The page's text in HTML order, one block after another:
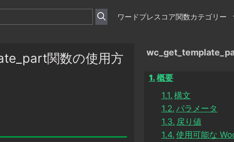
ワードプレスコア関数カテゴリー
関数の使用方
概要
構文
パラメータ
戻り値
使用可能な